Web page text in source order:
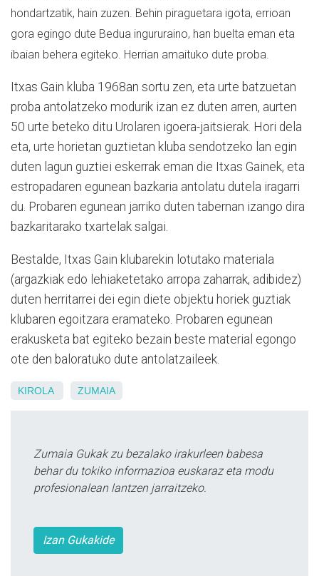
hondartzatik, hain zuzen. Behin piraguetara igota, errioan
gora egingo dute Bedua ingururaino, han buelta eman eta
ibaian behera egiteko. Herrian amaituko dute proba.
Itxas Gain kluba 1968an sortu zen, eta urte batzuetan
proba antolatzeko modurik izan ez duten arren, aurten
50 urte beteko ditu Urolaren igoera-jaitsierak. Hori dela
eta, urte horietan guztietan kluba sendotzeko lan egin
duten lagun guztiei eskerrak eman die Itxas Gainek, eta
estropadaren egunean bazkaria antolatu dutela iragarri
du. Probaren egunean jarriko duten tabernan izango dira
bazkaritarako txartelak salgai.
Bestalde, Itxas Gain klubarekin lotutako materiala
(argazkiak edo lehiaketetako arropa zaharrak, adibidez)
duten herritarrei dei egin diete objektu horiek guztiak
klubaren egoitzara eramateko. Probaren egunean
erakusketa bat egiteko bezain beste material egongo
ote den baloratuko dute antolatzaileek.
KIROLA ZUMAIA
Zumaia Gukak zu bezalako irakurleen babesa
behar du tokiko informazioa euskaraz eta modu
profesionalean lantzen jarraitzeko.
Izan Gukakide